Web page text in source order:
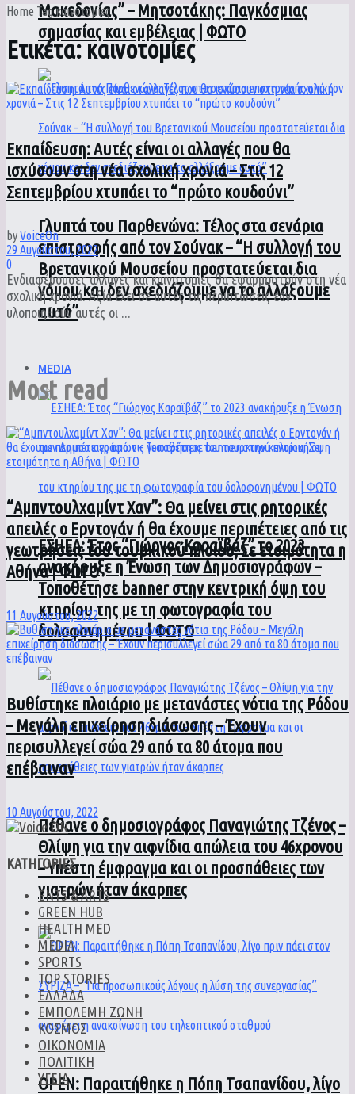
Μακεδονίας” – Μητσοτάκης: Παγκόσμιας
σημασίας και εμβέλειας | ΦΩΤΟ
Γλυπτά του Παρθενώνα: Τέλος στα σενάρια
επιστροφής από τον Σούνακ – “Η συλλογή του
Βρετανικού Μουσείου προστατεύεται δια
νόμου και δεν σχεδιάζουμε να το αλλάξουμε
αυτό”
MEDIA
ΕΣΗΕΑ: Έτος “Γιώργος Καραϊβάζ” το 2023
ανακήρυξε η Ένωση των Δημοσιογράφων –
Τοποθέτησε banner στην κεντρική όψη του
κτηρίου της με τη φωτογραφία του
δολοφονημένου | ΦΩΤΟ
Πέθανε ο δημοσιογράφος Παναγιώτης Τζένος –
Θλίψη για την αιφνίδια απώλεια του 46χρονου
– Υπέστη έμφραγμα και οι προσπάθειες των
γιατρών ήταν άκαρπες
ΟPEN: Παραιτήθηκε η Πόπη Τσαπανίδου, λίγο
Home Tagκαινοτομίες
Ετικέτα:καινοτομίες
Εκπαίδευση: Αυτές είναι οι αλλαγές που θα
ισχύσουν στη νέα σχολική χρονιά – Στις 12
Σεπτεμβρίου χτυπάει το “πρώτο κουδούνι”
byVoiceOn
29 Αυγούστου, 2022
0
Ενδιαφέρουσες αλλαγές και καινοτομίες θα εφαρμοστούν στη νέα
σχολική χρονιά. Αξία έχει σε αυτές τις περιπτώσεις εάν
υλοποιηθούν αυτές οι ...
Most read
“Αμπντουλχαμίντ Χαν”: Θα μείνει στις ρητορικές
απειλές ο Ερντογάν ή θα έχουμε περιπέτειες από τις
γεωτρήσεις του τουρκικού πλοίου; Σε ετοιμότητα η
Αθήνα | ΦΩΤΟ
11 Αυγούστου, 2022
Βυθίστηκε πλοιάριο με μετανάστες νότια της Ρόδου
– Μεγάλη επιχείρηση διάσωσης – Έχουν
περισυλλεγεί σώα 29 από τα 80 άτομα που
επέβαιναν
10 Αυγούστου, 2022
ΚΑΤΗΓΟΡΙΕΣ
ENTS & ARTS
GREEN HUB
HEALTH MED
MEDIA
SPORTS
TOP STORIES
ΕΛΛΑΔΑ
ΕΜΠΟΛΕΜΗ ΖΩΝΗ
ΚΟΣΜΟΣ
ΟΙΚΟΝΟΜΙΑ
ΠΟΛΙΤΙΚΗ
ΥΓΕΙΑ